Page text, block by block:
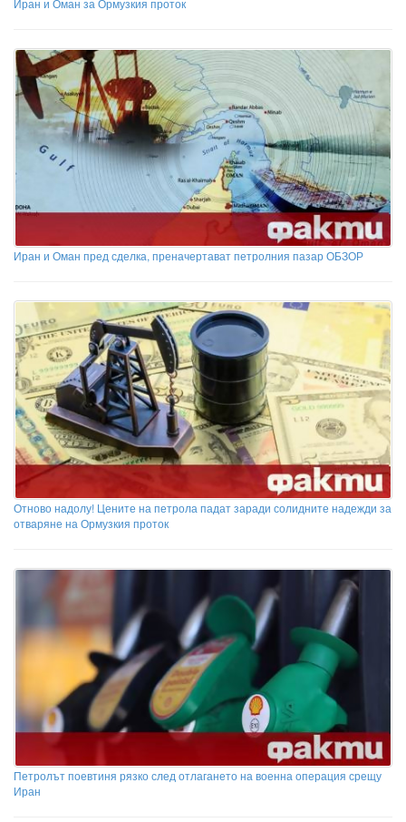
Иран и Оман за Ормузкия проток
Иран и Оман пред сделка, преначертават петролния пазар ОБЗОР
Отново надолу! Цените на петрола падат заради солидните надежди за
отваряне на Ормузкия проток
Петролът поевтиня рязко след отлагането на военна операция срещу
Иран